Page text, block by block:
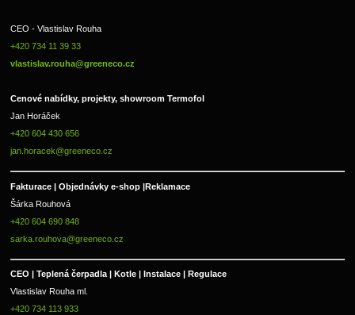
CEO - Vlastislav Rouha
+420 734 11 39 33
vlastislav.rouha@greeneco.cz
Cenové nabídky, projekty, showroom Termofol
Jan Horáček
+420 604 430 656
jan.horacek@greeneco.cz
Fakturace | Objednávky e-shop |Reklamace
Šárka Rouhová
+420 604 690 848
sarka.rouhova@greeneco.cz
CEO | Teplená čerpadla | Kotle | Instalace | Regulace
Vlastislav Rouha ml.
+420 734 113 933